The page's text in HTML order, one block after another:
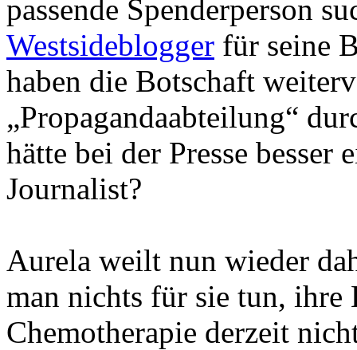
passende Spenderperson
Westsideblogger für seine
haben die Botschaft
„Propagandaabteilung“
hätte bei der Presse
Journalist?
Aurela weilt nun wieder
man nichts für sie tun, ihre
Chemotherapie derzeit